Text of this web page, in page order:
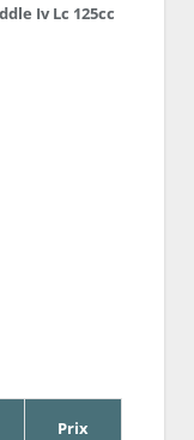
Iv Lc 125cc
Prix